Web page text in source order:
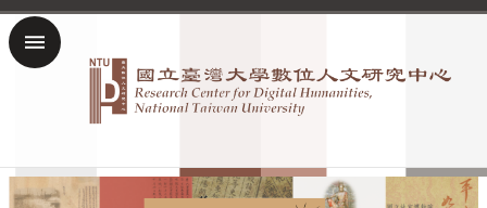
跳到主要內容區塊
回
數